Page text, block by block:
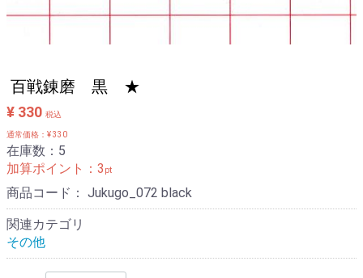
百戦錬磨 黒 ★
¥ 330 税込
通常価格：¥ 330
在庫数：5
加算ポイント： 3 pt
商品コード： Jukugo_072 black
関連カテゴリ
その他